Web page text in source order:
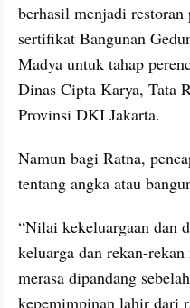
berhasil menjadi restoran
sertifikat Bangunan
Madya untuk tahap
Dinas Cipta Karya, Tata
Provinsi DKI Jakarta.
Namun bagi Ratna,
tentang angka atau
“Nilai kekeluargaan dan
keluarga dan rekan-
merasa dipandang
kepemimpinan lahir dari